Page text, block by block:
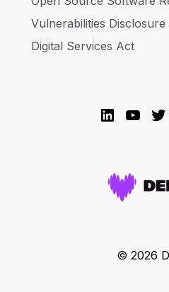
Vulnerabilities
Digital Services Act
LinkedIn
© 2026